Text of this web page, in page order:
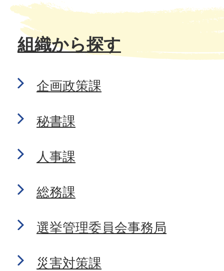
組織から探す
企画政策課
秘書課
人事課
総務課
選挙管理委員会事務局
災害対策課